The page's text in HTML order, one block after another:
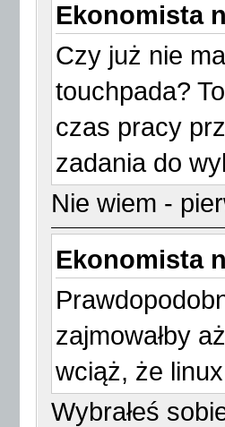
Ekonomista
Czy już nie
touchpada?
czas pracy
zadania do
Nie wiem -
Ekonomista
zajmowałby
wciąż, że
Wybrałeś